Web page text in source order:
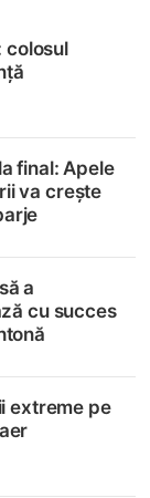
colosul
final: Apele
va crește
a
cu succes
extreme pe